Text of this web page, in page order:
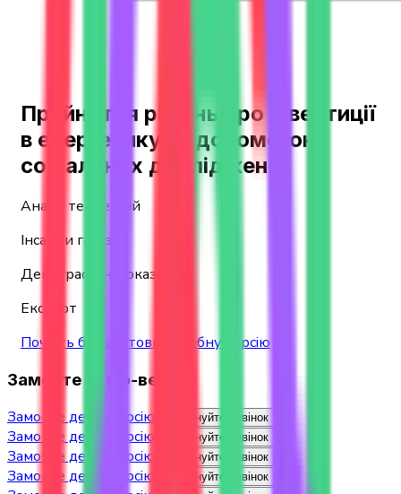
Прийняття рішень про інвестиції
в енергетику за допомогою
соціальних досліджень
Аналіз тенденцій
Інсайди галузі
Демографічні показники
Експорт
Почніть безкоштовну пробну версію
Замовте демо-версію
Замовте демо-версію Заплануйте дзвінок
Замовте демо-версію Заплануйте дзвінок
Замовте демо-версію Заплануйте дзвінок
Замовте демо-версію Заплануйте дзвінок